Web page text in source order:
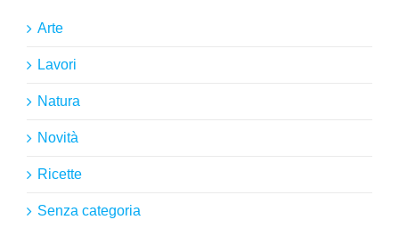
Arte
Lavori
Natura
Novità
Ricette
Senza categoria